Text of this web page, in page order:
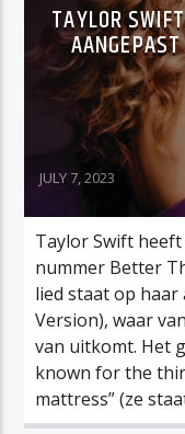
TAYLOR
JULY 7, 2023
Taylor Swift
nummer Better
lied staat op haar
Version), waar
van uitkomt. Het
known for the
mattress” (ze